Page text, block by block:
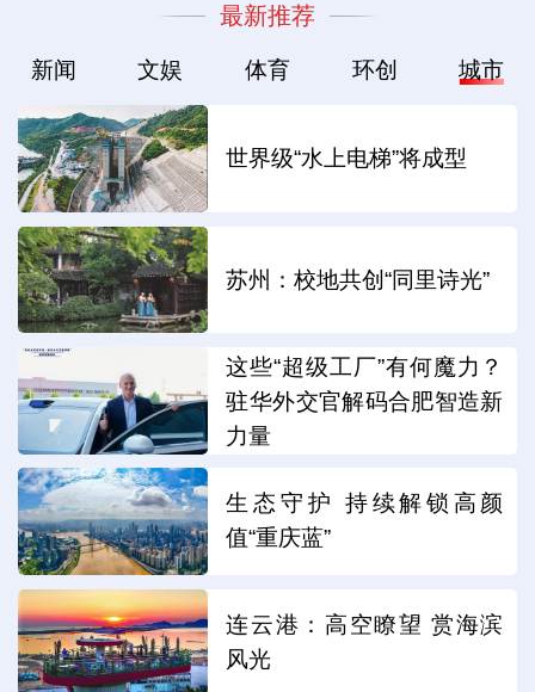
最新推荐
新闻 文娱 体育 环创 城市
世界级“水上电梯”将成型
苏州：校地共创“同里诗光”
这些“超级工厂”有何魔力？
驻华外交官解码合肥智造新
力量
生态守护 持续解锁高颜
值“重庆蓝”
连云港：高空瞭望 赏海滨
风光